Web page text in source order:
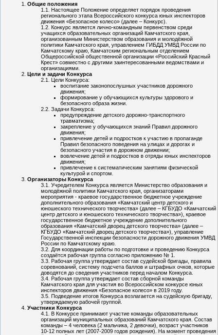
Общие положения
Настоящее Положение определяет порядок проведения
регионального этапа Всероссийского конкурса юных инспекторов
движения «Безопасное колесо» (далее – Конкурс).
Конкурс является лично-командным первенством среди
учащихся образовательных организаций Камчатского края,
организованным Министерством образования и молодёжной
политики Камчатского края, управлением ГИБДД УМВД России по
Камчатскому краю, Камчатским региональным отделением
Общероссийской общественной организации «Российский Красный
Крест» совместно с другими заинтересованными ведомствами и
организациями.
Цели и задачи Конкурса
Цели Конкурса:
воспитание законопослушных участников дорожного
движения;
формирование у обучающихся культуры здорового и
безопасного образа жизни.
Задачи Конкурса:
предупреждение детского дорожно-транспортного
травматизма;
закрепление у обучающихся знаний Правил дорожного
движения;
привлечение детей и подростков к участию в пропаганде
Правил безопасного поведения на улицах и дорогах и
безопасного участия в дорожном движении;
вовлечение детей и подростков в отряды юных инспекторов
движения;
привлечение к систематическим занятиям физической
культурой и спортом.
Организаторы Конкурса
Учредителем Конкурса является Министерство образования и
молодёжной политики Камчатского края, организаторами
мероприятия - краевое государственное бюджетное учреждение
дополнительного образования «Камчатский центр детского и
юношеского технического творчества» (далее – КГБУДО «Камчатский
центр детского и юношеского технического творчества»), краевое
государственное бюджетное учреждение дополнительного
образования «Камчатский дворец детского творчества» (далее –
КГБУДО «Камчатский дворец детского творчества»), управление
Государственной инспекции безопасности дорожного движения УМВД
России по Камчатскому краю.
Для координации работы по подготовке и проведению Конкурса
создаётся рабочая группа согласно приложению № 1.
Рабочая группа утверждает состав судейской бригады, правила
соревнований, систему подсчета баллов и штрафных очков, которые
доводятся до сведения участников перед началом Конкурса.
Рабочая группа утверждает состав сборной команды
Камчатского края для участия во Всероссийском конкурсе юных
инспекторов движения «Безопасное колесо» в 2019 году.
Подведение итогов Конкурса возлагается на судейскую бригаду,
утверждаемую рабочей группой.
Участники Конкурса
В Конкурсе принимают участие команды образовательных
организаций муниципальных образований Камчатского края. Состав
команды – 4 человека (2 мальчика, 2 девочки), возраст участников
10-12 полных лет (2007-2009 годов рождения). На момент проведения